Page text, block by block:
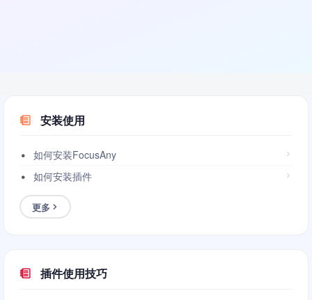
安装使用
如何安装FocusAny
如何安装插件
更多
插件使用技巧